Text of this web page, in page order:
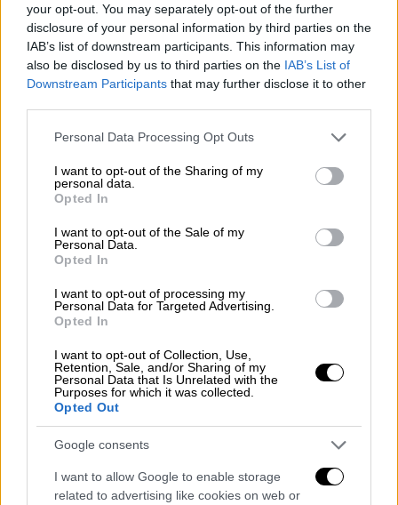
your opt-out. You may separately opt-out of the further
disclosure of your personal information by third parties on the
IAB’s list of downstream participants. This information may
also be disclosed by us to third parties on the IAB’s List of
Downstream Participants that may further disclose it to other
Please note that this website/app uses one or more Google
not limited to your visit or usage behaviour. You may click to
grant or deny consent to Google and its third-party tags to
use your data for below specified purposes in below Google
consent section.
Personal Data Processing Opt Outs
I want to opt-out of the Sharing of my
personal data.
Opted In
I want to opt-out of the Sale of my
Personal Data.
Opted In
I want to opt-out of processing my
Personal Data for Targeted Advertising.
Opted In
I want to opt-out of Collection, Use,
Retention, Sale, and/or Sharing of my
Personal Data that Is Unrelated with the
Purposes for which it was collected.
Opted Out
Google consents
I want to allow Google to enable storage
related to advertising like cookies on web or
Κόσμος|28.01.2025 23:00
Παλαιστινίων από τη Γάζα», απαντάει το
γαλλικό ΥΠΕΞ
Νωρίτερα σήμερα, ο Γάλλος υπουργός
Εξωτερικών Ζαν-Νοέλ Μπαρό είχε δηλώσει
στο Sud-Radio ότι «οι γειτονικές χώρες, η
Αίγυπτος και η Ιορδανία, δηλώνουν
ανέκαθεν ότι είναι κατηγορηματικά